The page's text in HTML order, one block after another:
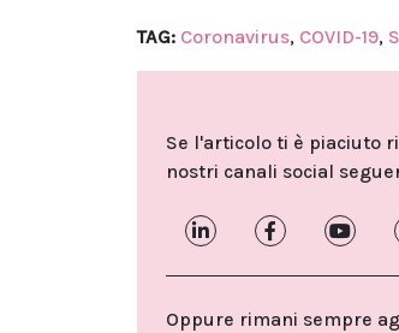
TAG: Coronavirus, COVID-19,
Se l'articolo ti è piaciuto
nostri canali social
Oppure rimani sempre